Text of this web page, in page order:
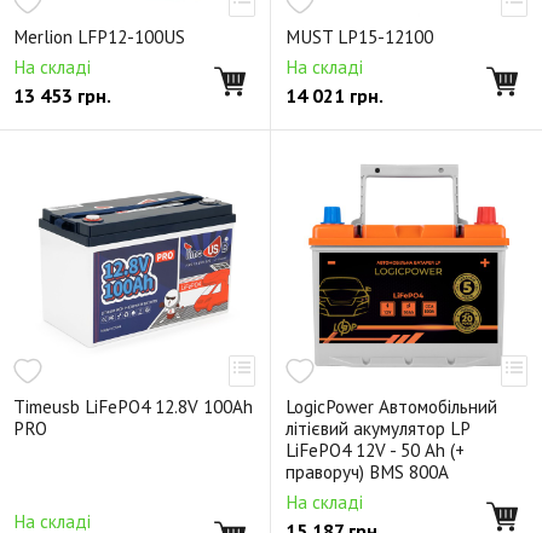
Merlion LFP12-100US
На складі
13 453 грн.
MUST LP15-12100
На складі
14 021 грн.
Timeusb LiFePO4 12.8V 100Ah
PRO
На складі
LogicPower Автомобільний
літієвий акумулятор LP
LiFePO4 12V - 50 Ah (+
праворуч) BMS 800А
На складі